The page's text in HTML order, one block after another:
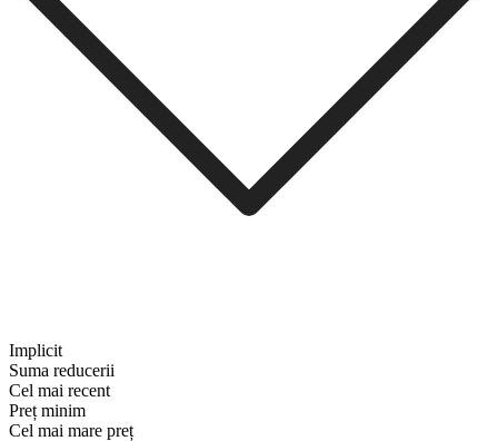
Implicit
Suma reducerii
Cel mai recent
Preț minim
Cel mai mare preț